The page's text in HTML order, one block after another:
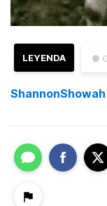
●
LEYENDA
ShannonShowah